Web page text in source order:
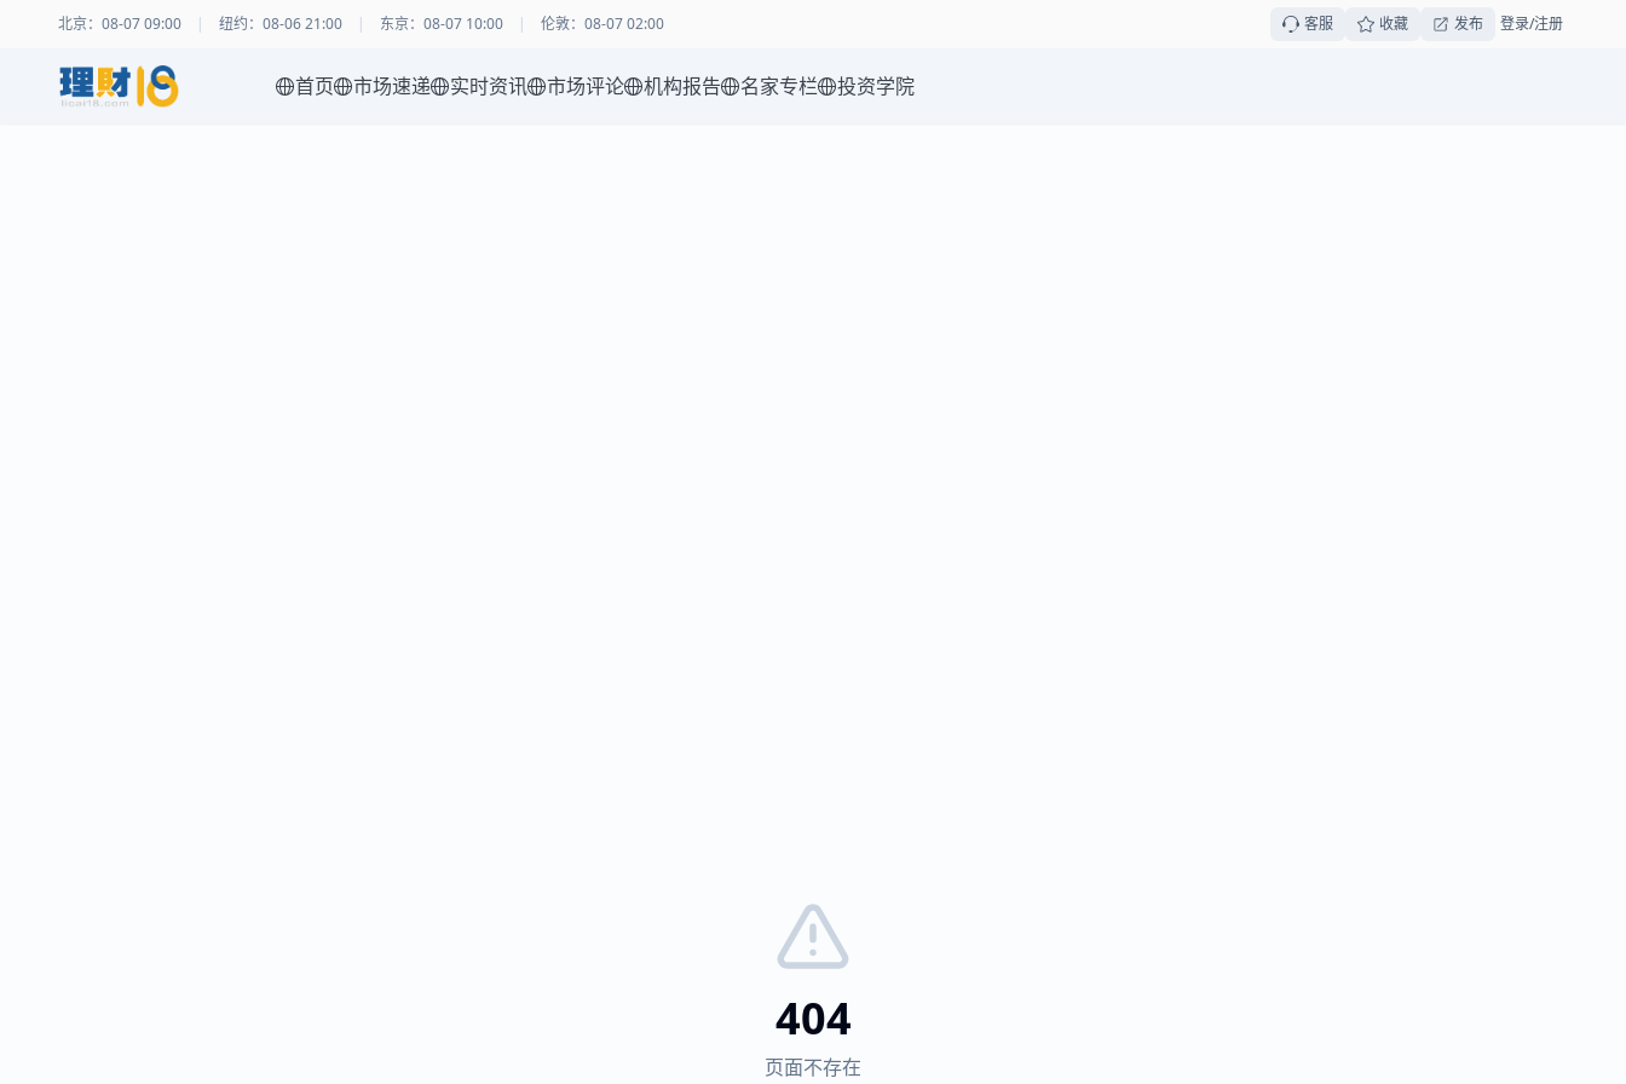
北京： 08-07 09:00 | 纽约： 08-06 21:00 | 东京： 08-07 10:00 | 伦敦： 08-07 02:00 客服 收藏 发布 登录/注册
首页 市场速递 实时资讯 市场评论 机构报告 名家专栏 投资学院
404
页面不存在